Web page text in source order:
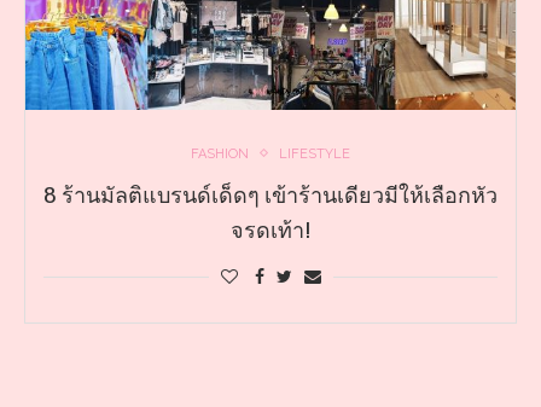
FASHION LIFESTYLE
8 ร้านมัลติแบรนด์เด็ดๆ เข้าร้านเดียวมีให้เลือกหัว
จรดเท้า!